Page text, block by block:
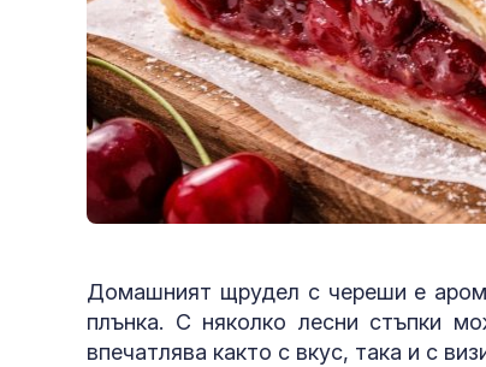
Домашният щрудел с череши е
плънка. С няколко лесни стъпки
впечатлява както с вкус, така и с